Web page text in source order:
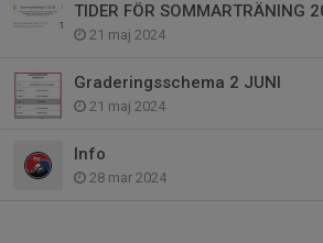
TIDER FÖR SOMMARTRÄNING
21 maj 2024
Graderingsschema 2 JUNI
21 maj 2024
Info
28 mar 2024